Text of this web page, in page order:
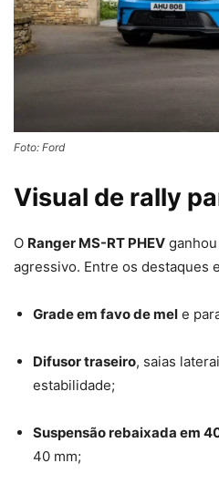
Foto: Ford
Visual de rally
O Ranger MS-RT PHEV
agressivo. Entre os destaques
Grade em favo de mel e
Difusor traseiro, saias
estabilidade;
Suspensão rebaixada em
40 mm;